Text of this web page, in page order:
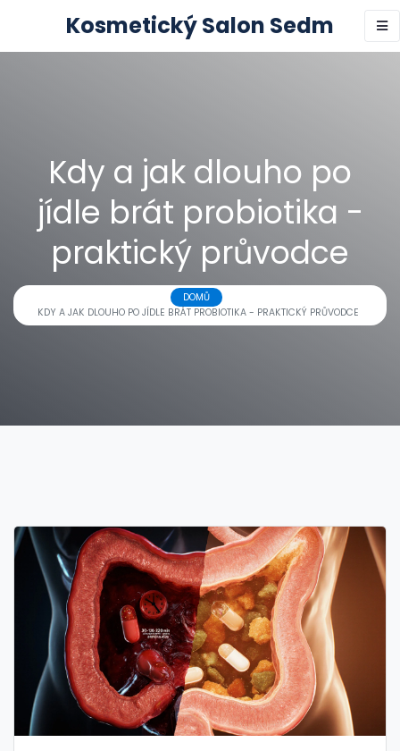
Kosmetický Salon Sedm
Kdy a jak dlouho po
jídle brát probiotika -
praktický průvodce
DOMŮ
KDY A JAK DLOUHO PO JÍDLE BRÁT PROBIOTIKA - PRAKTICKÝ PRŮVODCE